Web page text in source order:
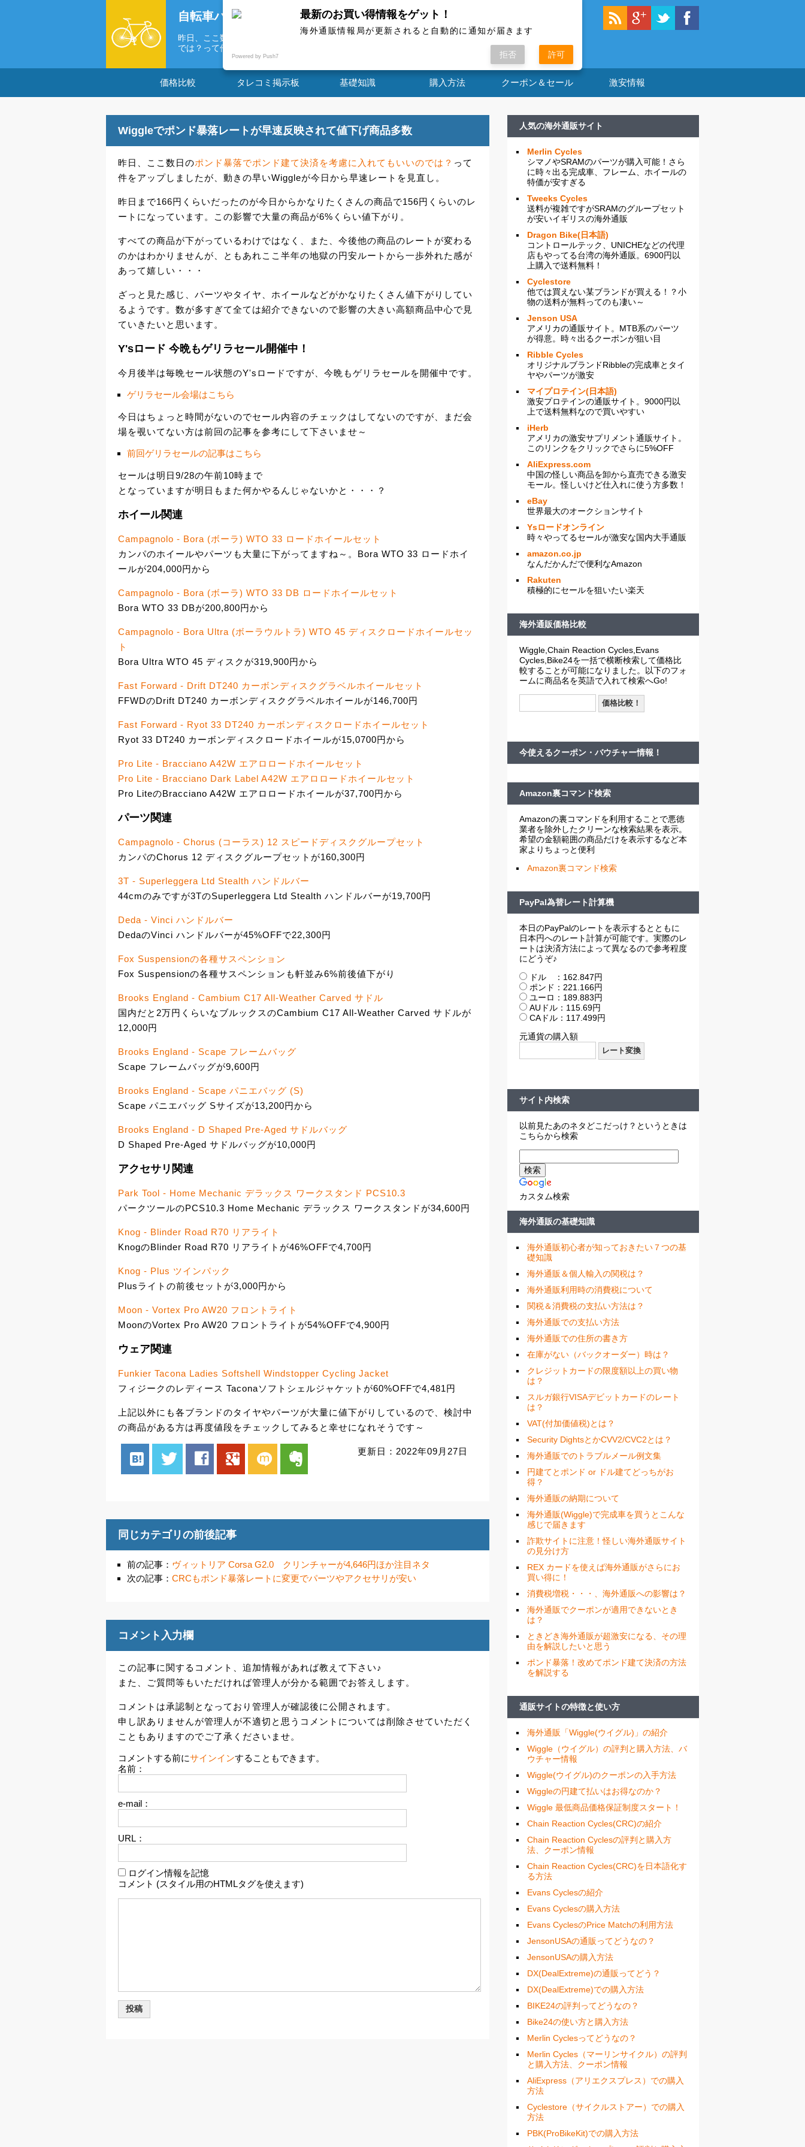
自転車パーツの海外通販情報局
昨日、ここ数日のポンド暴落でポンド建て決済を考慮に入れてもいいの
では？って件を...
価格比較 タレコミ掲示板 基礎知識 購入方法 クーポン＆セール 激安情報
Wiggleでポンド暴落レートが早速反映されて値下げ商品多数
昨日、ここ数日のポンド暴落でポンド建て決済を考慮に入れてもいいのでは？ って
件をアップしましたが、動きの早いWiggleが今日から早速レートを見直し。
昨日まで166円くらいだったのが今日からかなりたくさんの商品で156円くらいのレ
ートになっています。この影響で大量の商品が6%くらい値下がり。
すべての商品が下がっているわけではなく、また、今後他の商品のレートが変わる
のかはわかりませんが、ともあれここ半年の地獄の円安ルートから一歩外れた感が
あって嬉しい・・・
ざっと見た感じ、パーツやタイヤ、ホイールなどがかなりたくさん値下がりしてい
るようです。数が多すぎて全ては紹介できないので影響の大きい高額商品中心で見
ていきたいと思います。
Y'sロード 今晩もゲリラセール開催中！
今月後半は毎晩セール状態のY'sロードですが、今晩もゲリラセールを開催中です。
ゲリラセール会場はこちら
今日はちょっと時間がないのでセール内容のチェックはしてないのですが、まだ会
場を覗いてない方は前回の記事を参考にして下さいませ～
前回ゲリラセールの記事はこちら
セールは明日9/28の午前10時まで
となっていますが明日もまた何かやるんじゃないかと・・・？
ホイール関連
Campagnolo - Bora (ボーラ) WTO 33 ロードホイールセット
カンパのホイールやパーツも大量に下がってますね～。Bora WTO 33 ロードホイ
ールが204,000円から
Campagnolo - Bora (ボーラ) WTO 33 DB ロードホイールセット
Bora WTO 33 DBが200,800円から
Campagnolo - Bora Ultra (ボーラウルトラ) WTO 45 ディスクロードホイールセッ
ト
Bora Ultra WTO 45 ディスクが319,900円から
Fast Forward - Drift DT240 カーボンディスクグラベルホイールセット
FFWDのDrift DT240 カーボンディスクグラベルホイールが146,700円
Fast Forward - Ryot 33 DT240 カーボンディスクロードホイールセット
Ryot 33 DT240 カーボンディスクロードホイールが15,0700円から
Pro Lite - Bracciano A42W エアロロードホイールセット
Pro Lite - Bracciano Dark Label A42W エアロロードホイールセット
Pro LiteのBracciano A42W エアロロードホイールが37,700円から
パーツ関連
Campagnolo - Chorus (コーラス) 12 スピードディスクグループセット
カンパのChorus 12 ディスクグループセットが160,300円
3T - Superleggera Ltd Stealth ハンドルバー
44cmのみですが3TのSuperleggera Ltd Stealth ハンドルバーが19,700円
Deda - Vinci ハンドルバー
DedaのVinci ハンドルバーが45%OFFで22,300円
Fox Suspensionの各種サスペンション
Fox Suspensionの各種サスペンションも軒並み6%前後値下がり
Brooks England - Cambium C17 All-Weather Carved サドル
国内だと2万円くらいなブルックスのCambium C17 All-Weather Carved サドルが
12,000円
Brooks England - Scape フレームバッグ
Scape フレームバッグが9,600円
Brooks England - Scape パニエバッグ (S)
Scape パニエバッグ Sサイズが13,200円から
Brooks England - D Shaped Pre-Aged サドルバッグ
D Shaped Pre-Aged サドルバッグが10,000円
アクセサリ関連
Park Tool - Home Mechanic デラックス ワークスタンド PCS10.3
パークツールのPCS10.3 Home Mechanic デラックス ワークスタンドが34,600円
Knog - Blinder Road R70 リアライト
KnogのBlinder Road R70 リアライトが46%OFFで4,700円
Knog - Plus ツインパック
Plusライトの前後セットが3,000円から
Moon - Vortex Pro AW20 フロントライト
MoonのVortex Pro AW20 フロントライトが54%OFFで4,900円
ウェア関連
Funkier Tacona Ladies Softshell Windstopper Cycling Jacket
フィジークのレディース Taconaソフトシェルジャケットが60%OFFで4,481円
上記以外にも各ブランドのタイヤやパーツが大量に値下がりしているので、検討中
の商品がある方は再度値段をチェックしてみると幸せになれそうです～
hatenabookmark twitter facebook google mixi evernote 更新日：2022年09月27日
同じカテゴリの前後記事
前の記事： ヴィットリア Corsa G2.0 クリンチャーが4,646円ほか注目ネタ
次の記事： CRCもポンド暴落レートに変更でパーツやアクセサリが安い
コメント入力欄
この記事に関するコメント、追加情報があれば教えて下さい♪
また、ご質問等もいただければ管理人が分かる範囲でお答えします。
コメントは承認制となっており管理人が確認後に公開されます。
申し訳ありませんが管理人が不適切と思うコメントについては削除させていただく
こともありますのでご了承くださいませ。
コメントする前にサインインすることもできます。
名前：
e-mail：
URL：
ログイン情報を記憶
コメント (スタイル用のHTMLタグを使えます)
人気の海外通販サイト
Merlin Cycles
シマノやSRAMのパーツが購入可能！さら
に時々出る完成車、フレーム、ホイールの
特価が安すぎる
Tweeks Cycles
送料が複雑ですがSRAMのグループセット
が安いイギリスの海外通販
Dragon Bike(日本語)
コントロールテック、UNICHEなどの代理
店もやってる台湾の海外通販。6900円以
上購入で送料無料！
Cyclestore
他では買えない某ブランドが買える！？小
物の送料が無料ってのも凄い～
Jenson USA
アメリカの通販サイト。MTB系のパーツ
が得意。時々出るクーポンが狙い目
Ribble Cycles
オリジナルブランドRibbleの完成車とタイ
ヤやパーツが激安
マイプロテイン(日本語)
激安プロテインの通販サイト。9000円以
上で送料無料なので買いやすい
iHerb
アメリカの激安サプリメント通販サイト。
このリンクをクリックでさらに5%OFF
AliExpress.com
中国の怪しい商品を卸から直売できる激安
モール。怪しいけど仕入れに使う方多数！
eBay
世界最大のオークションサイト
Ysロードオンライン
時々やってるセールが激安な国内大手通販
amazon.co.jp
なんだかんだで便利なAmazon
Rakuten
積極的にセールを狙いたい楽天
海外通販価格比較
Wiggle,Chain Reaction Cycles,Evans
Cycles,Bike24を一括で横断検索して価格比
較することが可能になりました。以下のフォ
ームに商品名を英語で入れて検索へGo!
今使えるクーポン・バウチャー情報！
Amazon裏コマンド検索
Amazonの裏コマンドを利用することで悪徳
業者を除外したクリーンな検索結果を表示。
希望の金額範囲の商品だけを表示するなど本
家よりちょっと便利
Amazon裏コマンド検索
PayPal為替レート計算機
本日のPayPalのレートを表示するとともに
日本円へのレート計算が可能です。実際のレ
ートは決済方法によって異なるので参考程度
にどうぞ♪
ドル ：162.847円
ポンド：221.166円
ユーロ：189.883円
AUドル：115.69円
CAドル：117.499円
元通貨の購入額
サイト内検索
以前見たあのネタどこだっけ？というときは
こちらから検索
カスタム検索
海外通販の基礎知識
海外通販初心者が知っておきたい７つの基
礎知識
海外通販＆個人輸入の関税は？
海外通販利用時の消費税について
関税＆消費税の支払い方法は？
海外通販での支払い方法
海外通販での住所の書き方
在庫がない（バックオーダー）時は？
クレジットカードの限度額以上の買い物
は？
スルガ銀行VISAデビットカードのレート
は？
VAT(付加価値税)とは？
Security DightsとかCVV2/CVC2とは？
海外通販でのトラブルメール例文集
円建てとポンド or ドル建てどっちがお
得？
海外通販の納期について
海外通販(Wiggle)で完成車を買うとこんな
感じで届きます
詐欺サイトに注意！怪しい海外通販サイト
の見分け方
REX カードを使えば海外通販がさらにお
買い得に！
消費税増税・・・、海外通販への影響は？
海外通販でクーポンが適用できないとき
は？
ときどき海外通販が超激安になる、その理
由を解説したいと思う
ポンド暴落！改めてポンド建て決済の方法
を解説する
通販サイトの特徴と使い方
海外通販「Wiggle(ウイグル)」の紹介
Wiggle（ウイグル）の評判と購入方法、バ
ウチャー情報
Wiggle(ウイグル)のクーポンの入手方法
Wiggleの円建て払いはお得なのか？
Wiggle 最低商品価格保証制度スタート！
Chain Reaction Cycles(CRC)の紹介
Chain Reaction Cyclesの評判と購入方
法、クーポン情報
Chain Reaction Cycles(CRC)を日本語化す
る方法
Evans Cyclesの紹介
Evans Cyclesの購入方法
Evans CyclesのPrice Matchの利用方法
JensonUSAの通販ってどうなの？
JensonUSAの購入方法
DX(DealExtreme)の通販ってどう？
DX(DealExtreme)での購入方法
BIKE24の評判ってどうなの？
Bike24の使い方と購入方法
Merlin Cyclesってどうなの？
Merlin Cycles（マーリンサイクル）の評判
と購入方法、クーポン情報
AliExpress（アリエクスプレス）での購入
方法
Cyclestore（サイクルストアー）での購入
方法
PBK(ProBikeKit)での購入方法
最新のお買い得情報をゲット！
海外通販情報局が更新されると自動的に通知が届きます
Powered by Push7 拒否 許可